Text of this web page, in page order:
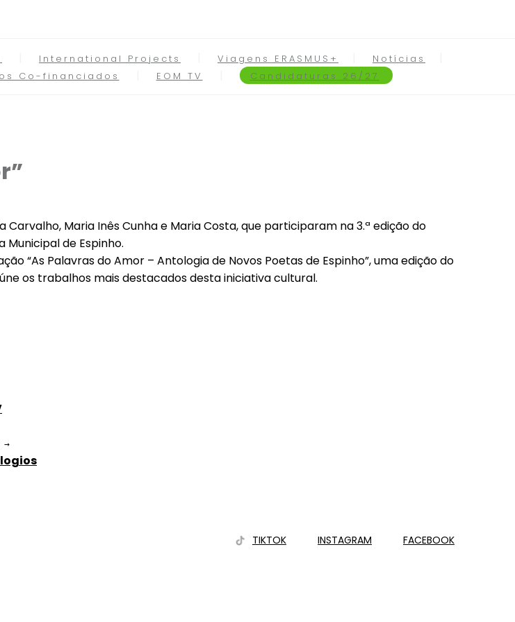
International Projects Viagens ERASMUS+
Notícias
Co-financiados EOM TV Candidaturas 26/27
Maria Inês Cunha e Maria Costa, que participaram na 3.ª edição do
Municipal de Espinho.
“As Palavras do Amor – Antologia de Novos Poetas de Espinho”, uma edição do
os trabalhos mais destacados desta iniciativa cultural.
FACEBOOK
INSTAGRAM
TIKTOK